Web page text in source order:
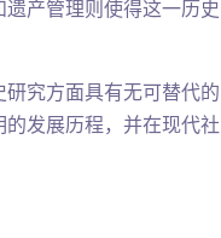
产管理则使得这一历史
究方面具有无可替代的
发展历程，并在现代社